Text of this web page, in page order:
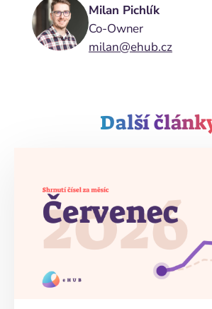
Milan Pichlík
Co-Owner
milan@ehub.cz
Další